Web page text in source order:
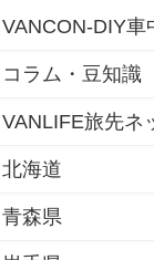
VANCON-DIY車
コラム・豆知識
VANLIFE旅先ネ
北海道
青森県